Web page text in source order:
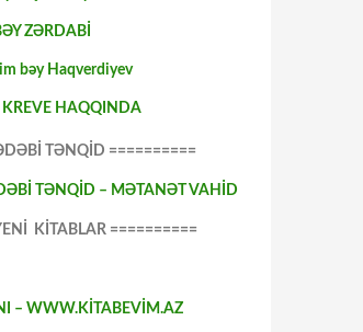
ZƏRDABİ
bəy Haqverdiyev
KREVE HAQQINDA
TƏNQİD ==========
TƏNQİD – MƏTANƏT VAHİD
KİTABLAR ==========
– WWW.KİTABEVİM.AZ